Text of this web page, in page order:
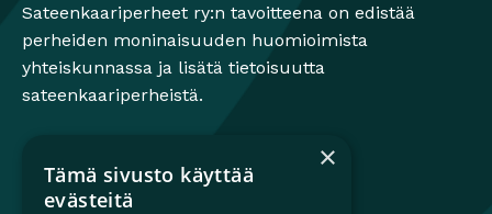
Sateenkaariperheet ry:n tavoitteena on edistää
perheiden moninaisuuden huomioimista
yhteiskunnassa ja lisätä tietoisuutta
sateenkaariperheistä.
Mikä on sateenkaariperhe?
×
Tämä sivusto käyttää
evästeitä